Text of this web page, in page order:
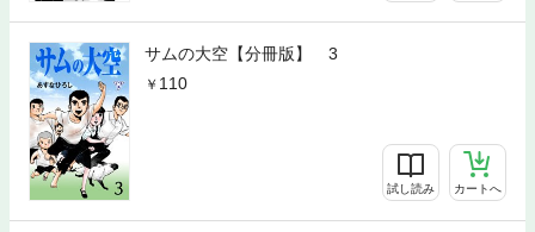
サムの大空【分冊版】 3
110
試し読み カートへ